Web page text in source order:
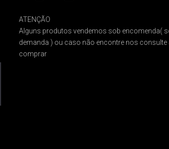
ATENÇÃO
Alguns produtos vendemos sob encomenda(
demanda ) ou caso não encontre nos consulte
comprar